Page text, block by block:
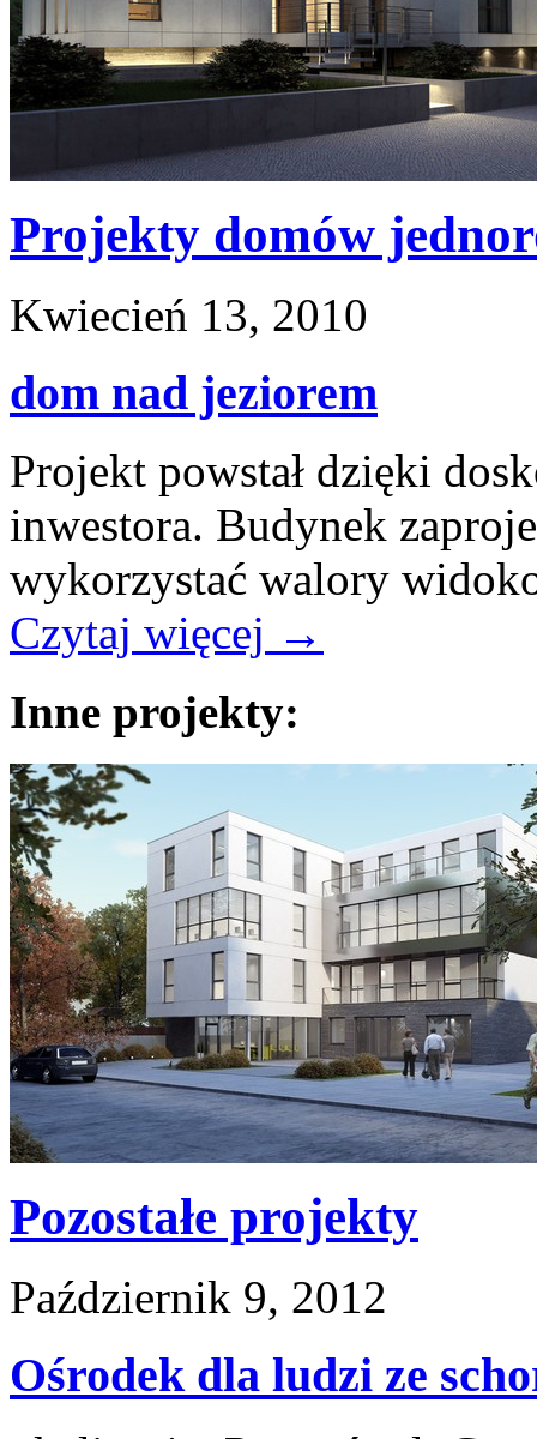
Projekty domów
Kwiecień 13, 2010
dom nad jeziorem
Projekt powstał dzięki
inwestora. Budynek
wykorzystać walory
Czytaj więcej →
Inne projekty:
Pozostałe projekty
Październik 9, 2012
Ośrodek dla ludzi ze